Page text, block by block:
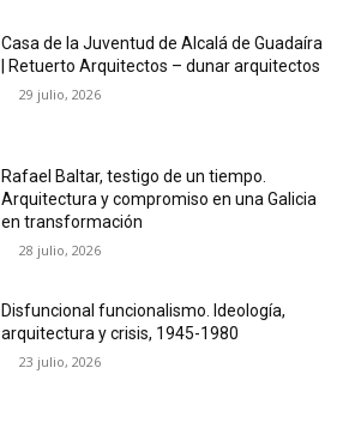
Casa de la Juventud de Alcalá de Guadaíra
| Retuerto Arquitectos – dunar arquitectos
29 julio, 2026
Rafael Baltar, testigo de un tiempo.
Arquitectura y compromiso en una Galicia
en transformación
28 julio, 2026
Disfuncional funcionalismo. Ideología,
arquitectura y crisis, 1945-1980
23 julio, 2026